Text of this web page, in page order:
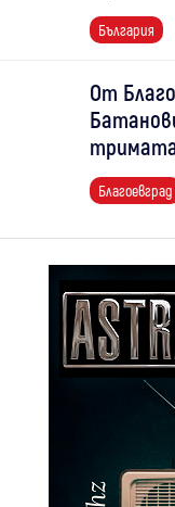
България
От
тримата
Благоевград